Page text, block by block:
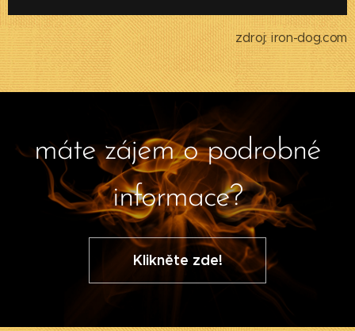
zdroj: iron-dog.com
máte zájem o podrobné
informace?
Klikněte zde!